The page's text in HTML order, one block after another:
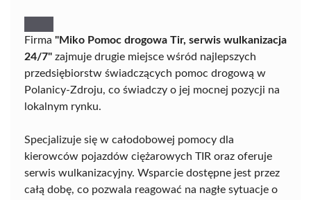
Firma "Miko Pomoc drogowa Tir, serwis wulkanizacja
24/7" zajmuje drugie miejsce wśród najlepszych
przedsiębiorstw świadczących pomoc drogową w
Polanicy-Zdroju, co świadczy o jej mocnej pozycji na
lokalnym rynku.
Specjalizuje się w całodobowej pomocy dla
kierowców pojazdów ciężarowych TIR oraz oferuje
serwis wulkanizacyjny. Wsparcie dostępne jest przez
całą dobę, co pozwala reagować na nagłe sytuacje o